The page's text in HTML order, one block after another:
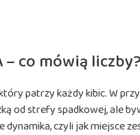
– co mówią liczby?
patrzy każdy kibic. W
od strefy spadkowej, ale
czyli jak miejsce